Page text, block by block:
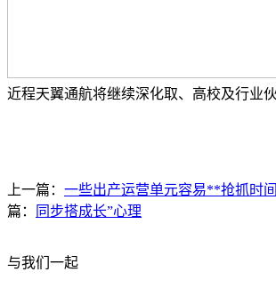
近程天翼通航将继续深化取、高校及行业伙
上一篇： 一些出产运营单元容易**抢抓时
篇：
同步搭成长”心理
与我们一起